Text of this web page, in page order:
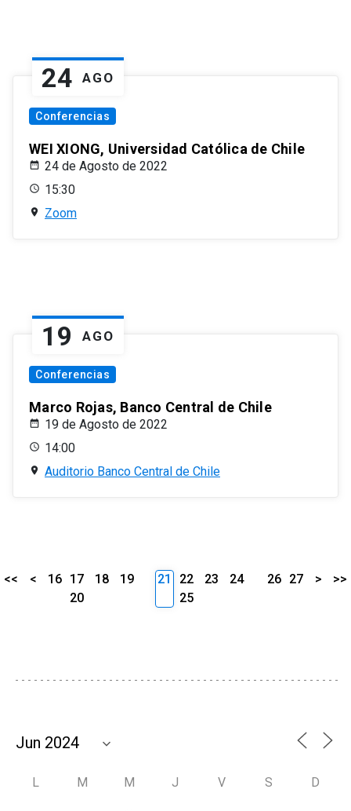
24 AGO
Conferencias
WEI XIONG, Universidad Católica de Chile
24 de Agosto de 2022
15:30
Zoom
19 AGO
Conferencias
Marco Rojas, Banco Central de Chile
19 de Agosto de 2022
14:00
Auditorio Banco Central de Chile
<< < 16 17 18
19
20
21 22 23
24
25
26 27 > >>
L M M J V S D